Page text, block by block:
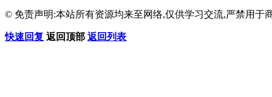
© 免责声明:本站所有资源均来至网络,仅供学习交流,严禁用于
快速回复 返回顶部 返回列表